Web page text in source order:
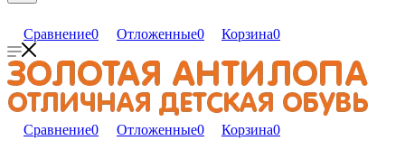
Сравнение0 Отложенные0 Корзина0
Сравнение0 Отложенные0 Корзина0